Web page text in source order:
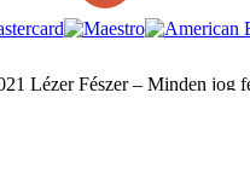
Lézer Fészer – Minden jog